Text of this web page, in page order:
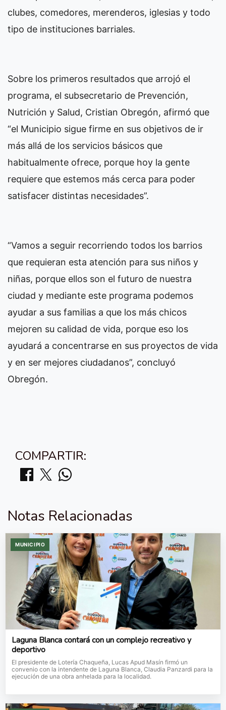
clubes, comedores, merenderos, iglesias y todo
tipo de instituciones barriales.
Sobre los primeros resultados que arrojó el
programa, el subsecretario de Prevención,
Nutrición y Salud, Cristian Obregón, afirmó que
“el Municipio sigue firme en sus objetivos de ir
más allá de los servicios básicos que
habitualmente ofrece, porque hoy la gente
requiere que estemos más cerca para poder
satisfacer distintas necesidades”.
“Vamos a seguir recorriendo todos los barrios
que requieran esta atención para sus niños y
niñas, porque ellos son el futuro de nuestra
ciudad y mediante este programa podemos
ayudar a sus familias a que los más chicos
mejoren su calidad de vida, porque eso los
ayudará a concentrarse en sus proyectos de vida
y en ser mejores ciudadanos”, concluyó
Obregón.
COMPARTIR:
Notas Relacionadas
MUNICIPIO
Laguna Blanca contará con un complejo recreativo y
deportivo
El presidente de Lotería Chaqueña, Lucas Apud Masín firmó un
convenio con la intendente de Laguna Blanca, Claudia Panzardi para la
ejecución de una obra anhelada para la localidad.